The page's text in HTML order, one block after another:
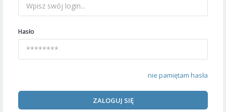
Hasło
nie pamiętam hasła
ZALOGUJ SIĘ